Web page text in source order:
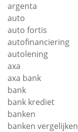
argenta
auto
auto fortis
autofinanciering
autolening
axa
axa bank
bank
bank krediet
banken
banken vergelijken